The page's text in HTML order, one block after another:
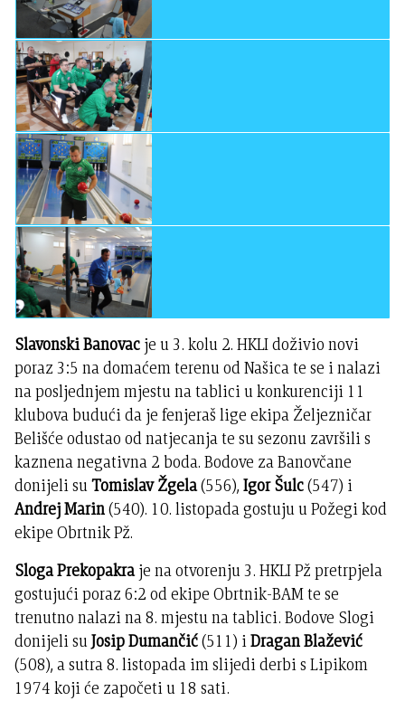
Slavonski Banovac je u 3. kolu 2. HKLI doživio novi
poraz 3:5 na domaćem terenu od Našica te se i nalazi
na posljednjem mjestu na tablici u konkurenciji 11
klubova budući da je fenjeraš lige ekipa Željezničar
Belišće odustao od natjecanja te su sezonu završili s
kaznena negativna 2 boda. Bodove za Banovčane
donijeli suTomislav Žgela(556),Igor Šulc(547) i
Andrej Marin(540). 10. listopada gostuju u Požegi kod
ekipe Obrtnik Pž.
Sloga Prekopakraje na otvorenju 3. HKLI Pž pretrpjela
gostujući poraz 6:2 od ekipe Obrtnik-BAM te se
trenutno nalazi na 8. mjestu na tablici. Bodove Slogi
donijeli suJosip Dumančić(511) iDragan Blažević
(508), a sutra 8. listopada im slijedi derbi s Lipikom
1974 koji će započeti u 18 sati.